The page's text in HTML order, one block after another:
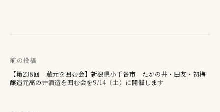
投
前の投稿
【第238回 蔵元を囲む会】新潟県小千谷市 たかの井・田友・初梅
醸造元高の井酒造を囲む会を9/14（土）に開催します